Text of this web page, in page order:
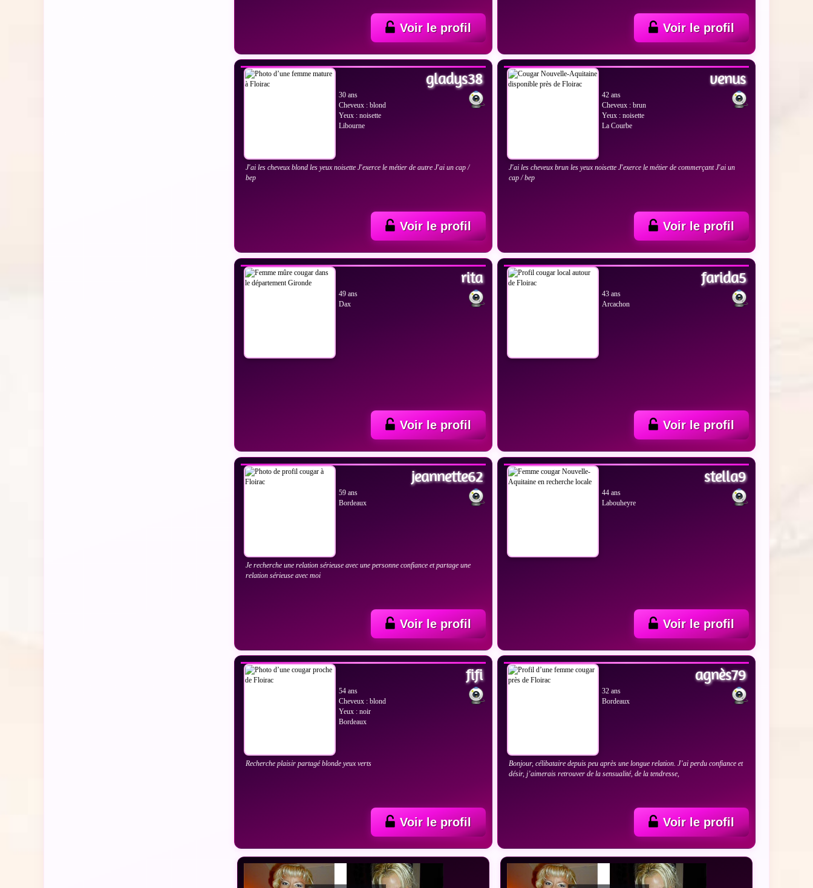
Voir le profil Voir le profil
gladys38
30 ans
Cheveux : blond
Yeux : noisette
Libourne
J'ai les cheveux blond les yeux noisette J'exerce le métier de autre J'ai un cap /
bep
Voir le profil
venus
42 ans
Cheveux : brun
Yeux : noisette
La Courbe
J'ai les cheveux brun les yeux noisette J'exerce le métier de commerçant J'ai un
cap / bep
Voir le profil
rita
49 ans
Dax
Voir le profil
farida5
43 ans
Arcachon
Voir le profil
jeannette62
59 ans
Bordeaux
Je recherche une relation sérieuse avec une personne confiance et partage une
relation sérieuse avec moi
Voir le profil
stella9
44 ans
Labouheyre
Voir le profil
fifi
54 ans
Cheveux : blond
Yeux : noir
Bordeaux
Recherche plaisir partagé blonde yeux verts
Voir le profil
agnès79
32 ans
Bordeaux
Bonjour, célibataire depuis peu après une longue relation. J’ai perdu confiance et
désir, j’aimerais retrouver de la sensualité, de la tendresse,
Voir le profil